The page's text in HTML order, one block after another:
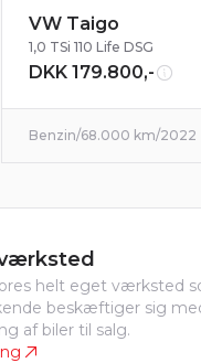
VW Taigo
1,0 TSi 110 Life DSG
DKK 179.800,-
Benzin/68.000 km/2022
helt eget værksted
beskæftiger sig
af biler til salg.